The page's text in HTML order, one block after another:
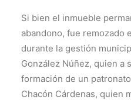
Si bien el inmueble
abandono, fue remozado
durante la gestión
González Núñez, quien a
formación de un
Chacón Cárdenas, quien